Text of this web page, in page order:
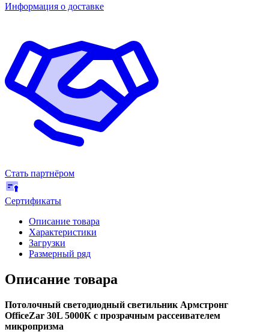
Информация о доставке
Стать партнёром
Сертификаты
Описание товара
Характеристики
Загрузки
Размерный ряд
Описание товара
Потолочный светодиодный светильник Армстронг
OfficeZar 30L 5000К с прозрачным рассеивателем
микропризма